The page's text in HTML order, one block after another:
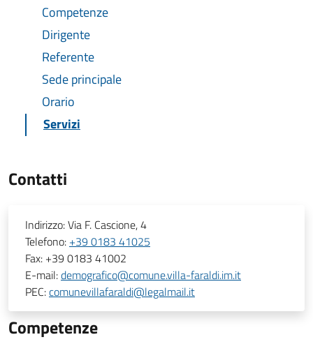
Competenze
Dirigente
Referente
Sede principale
Orario
Servizi
Contatti
Indirizzo:Via F. Cascione, 4
Telefono: +39 0183 41025
Fax: +39 0183 41002
E-mail:demografico@comune.villa-faraldi.im.it
PEC:comunevillafaraldi@legalmail.it
Competenze